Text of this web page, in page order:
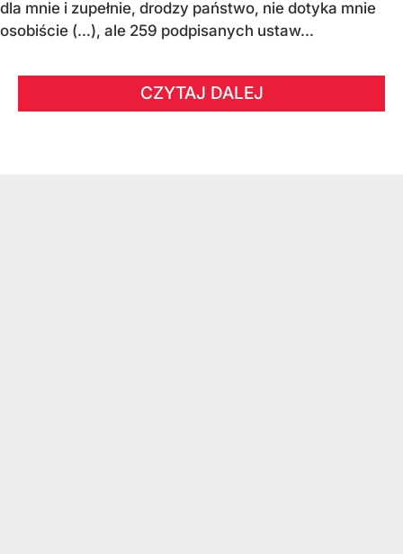
dla mnie i zupełnie, drodzy państwo, nie dotyka mnie
osobiście (…), ale 259 podpisanych ustaw...
CZYTAJ DALEJ